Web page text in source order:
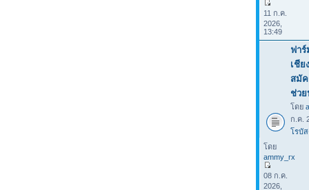
11 ก.ค.
2026,
13:49
ฟา
เชีย
สมัค
ช่วย
โดย
ก.ค.
โรบั
โดย
ammy_rx
08 ก.ค.
2026,